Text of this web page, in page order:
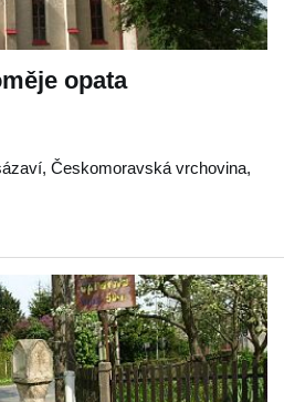
opata
, Českomoravská vrchovina,